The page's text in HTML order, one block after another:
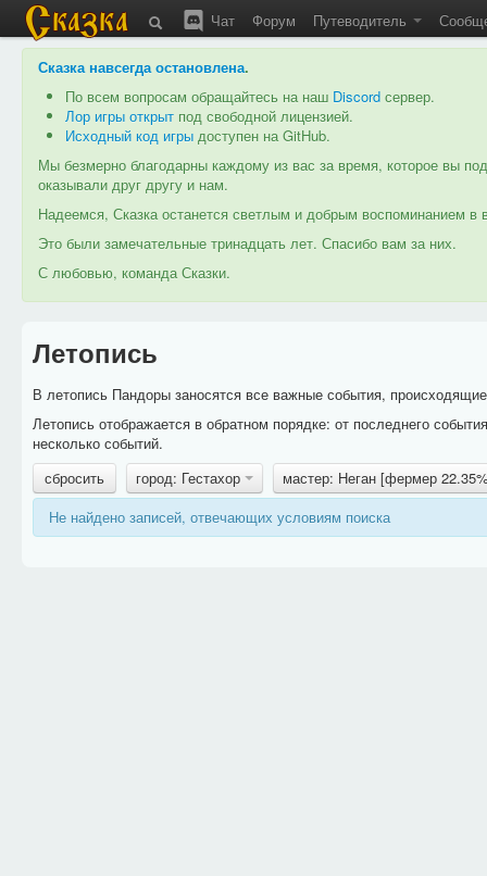
Чат Форум Путеводитель
Сказка навсегда остановлена.
По всем вопросам обращайтесь на наш Discord сервер.
Лор игры открыт под свободной лицензией.
Исходный код игры доступен на GitHub.
Мы безмерно благодарны каждому из вас за время, которое вы
оказывали друг другу и нам.
Надеемся, Сказка останется светлым и добрым воспоминанием
Это были замечательные тринадцать лет. Спасибо вам за них.
С любовью, команда Сказки.
Летопись
В летопись Пандоры заносятся все важные события,
Летопись отображается в обратном порядке: от последнего
несколько событий.
сбросить
город: Гестахор
мастер: Неган [фермер
Не найдено записей, отвечающих условиям поиска